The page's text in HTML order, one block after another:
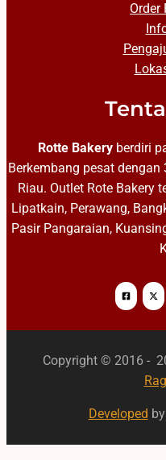
Order
Rotte Bakery berdiri
Berkembang pesat
Riau. Outlet Rote Bakery
Lipatkain, Perawang,
Pasir Pangaraian,
Copyright © 2016 -
Developed by